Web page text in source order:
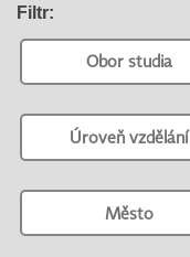
Filtr:
Obor studia
Úroveň vzdělání
Město